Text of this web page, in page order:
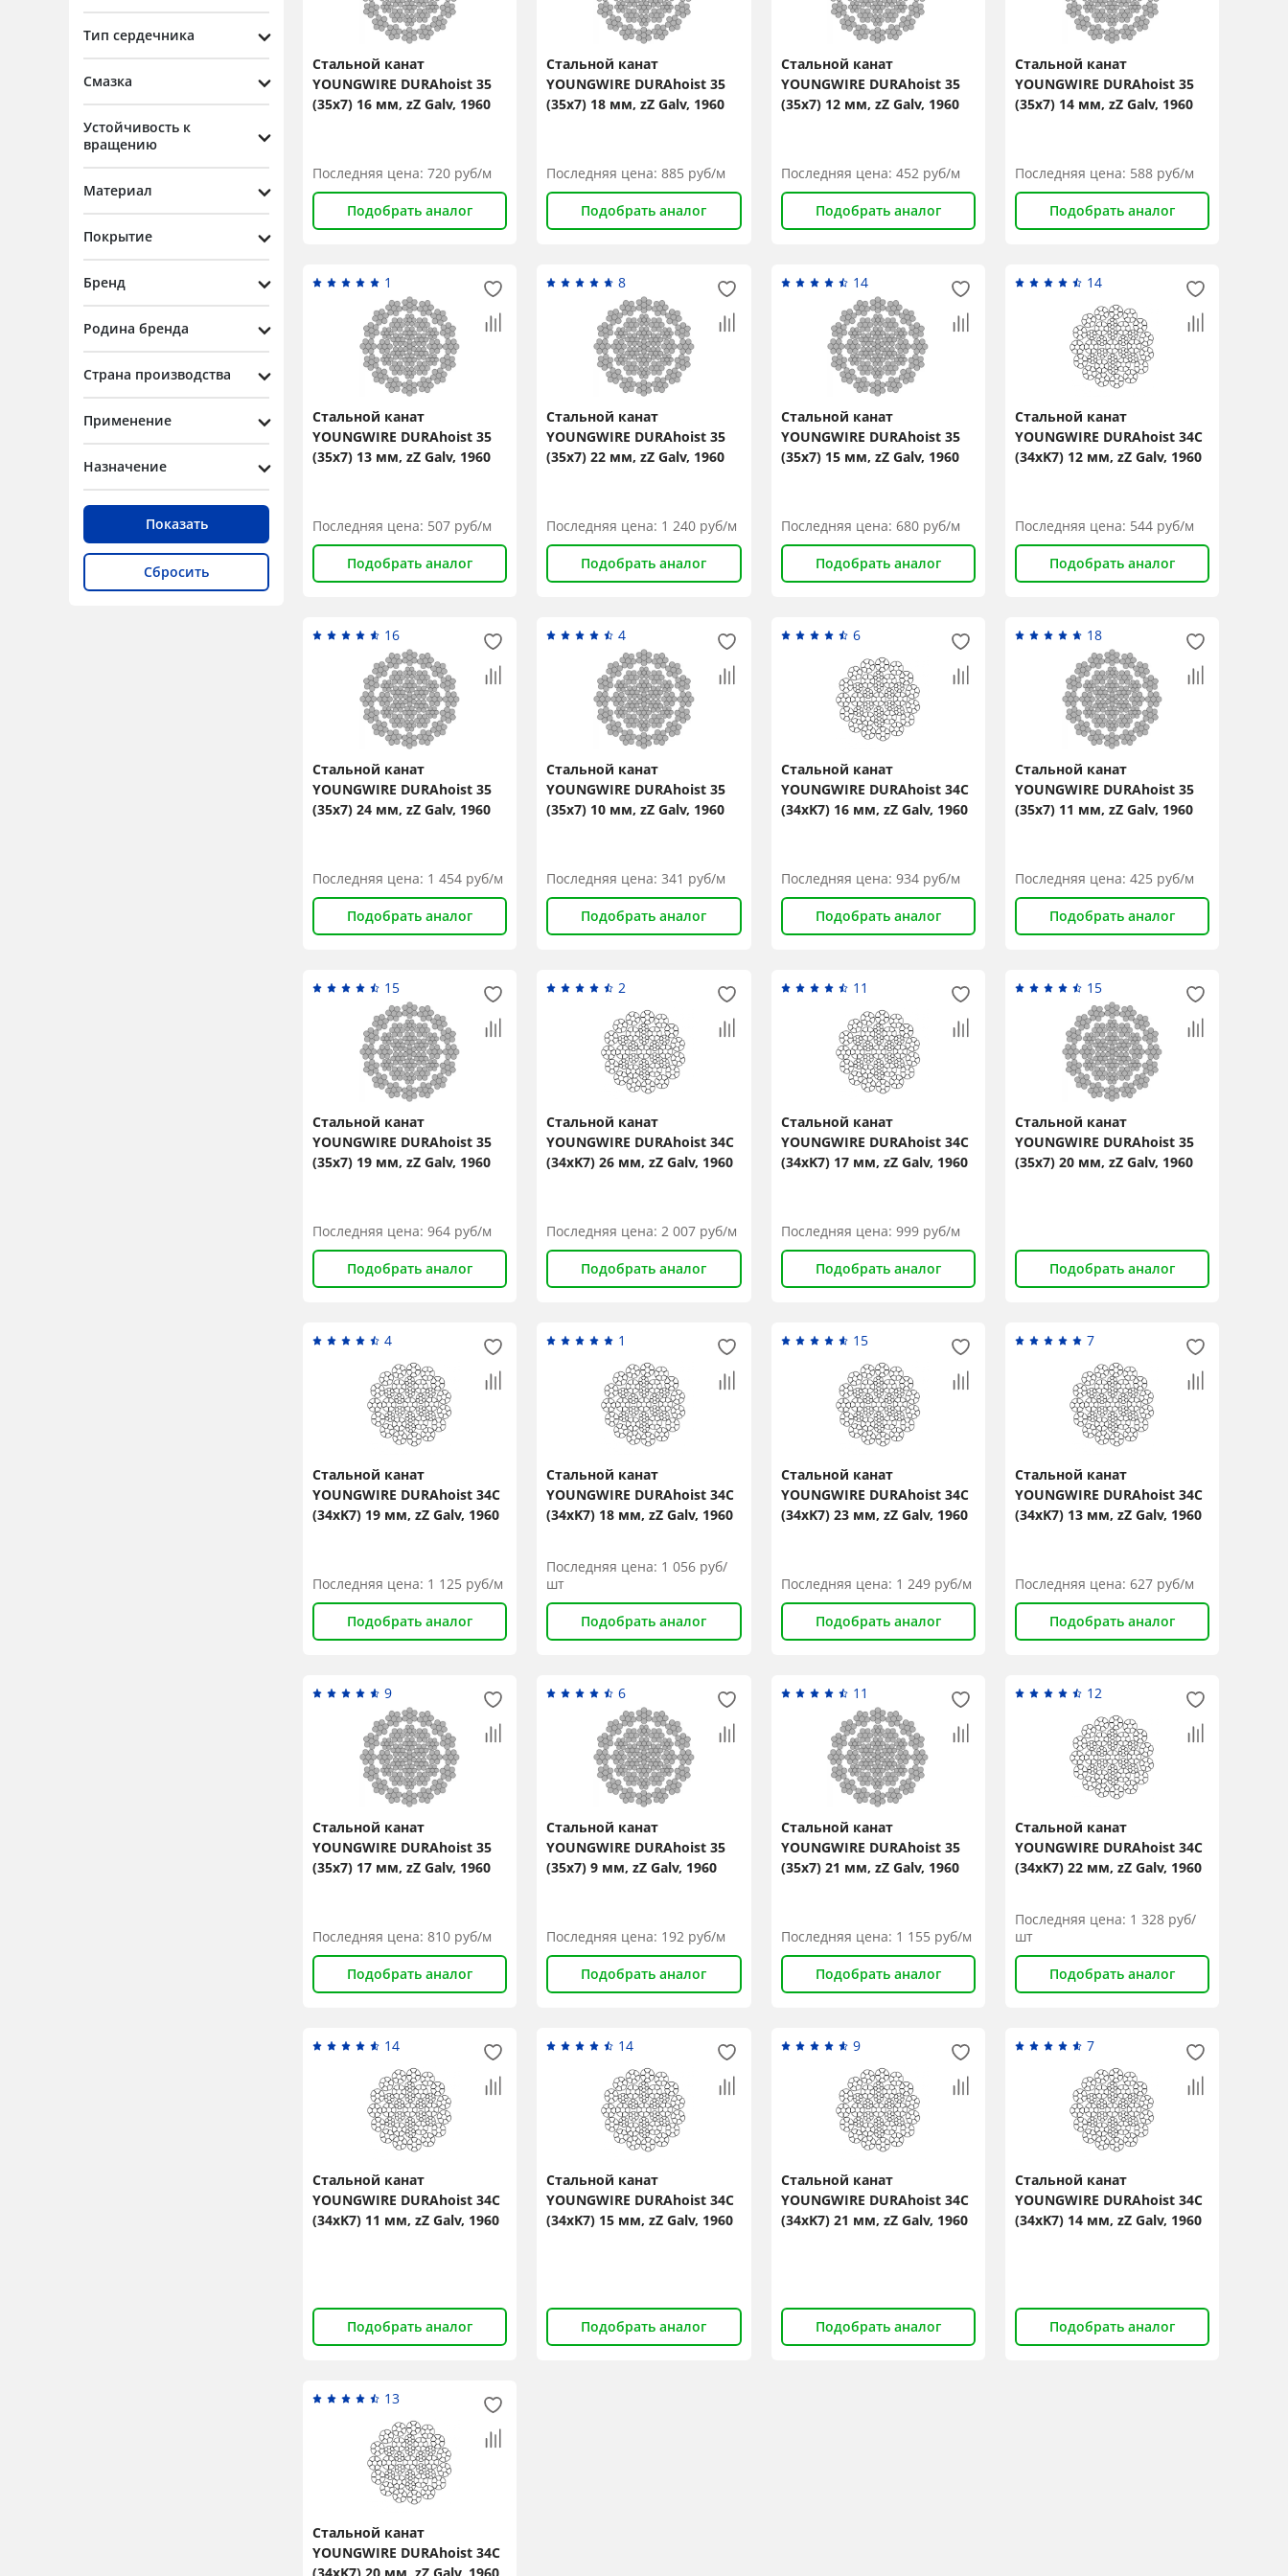
7
8
241
25
261
28
29
30
31
33
35
40
Тип сердечника
Смазка
Устойчивость к
вращению
Материал
Покрытие
Бренд
Родина бренда
Страна производства
Применение
Назначение
Показать
Сбросить
Стальной канат
YOUNGWIRE DURAhoist 35
(35x7) 16 мм, zZ Galv, 1960
Последняя цена: 720 руб/м
Подобрать аналог
Стальной канат
YOUNGWIRE DURAhoist 35
(35x7) 18 мм, zZ Galv, 1960
Последняя цена:885 руб/м
Подобрать аналог
Стальной канат
YOUNGWIRE DURAhoist 35
(35x7) 12 мм, zZ Galv, 1960
Последняя цена: 452руб/м
Подобрать аналог
Стальной канат
YOUNGWIRE DURAhoist 35
(35x7) 14 мм, zZ Galv, 1960
Последняя цена: 588руб/м
Подобрать аналог
1
Стальной канат
YOUNGWIRE DURAhoist 35
(35x7) 13 мм, zZ Galv, 1960
Последняя цена: 507 руб/м
Подобрать аналог
8
Стальной канат
YOUNGWIRE DURAhoist 35
(35x7) 22 мм, zZ Galv, 1960
Последняя цена: 1 240 руб/м
Подобрать аналог
14
Стальной канат
YOUNGWIRE DURAhoist 35
(35x7) 15 мм, zZ Galv, 1960
Последняя цена: 680руб/м
Подобрать аналог
14
Стальной канат
YOUNGWIRE DURAhoist 34C
(34xK7) 12 мм, zZ Galv, 1960
Последняя цена: 544руб/м
Подобрать аналог
16
Стальной канат
YOUNGWIRE DURAhoist 35
(35x7) 24 мм, zZ Galv, 1960
Последняя цена: 1 454 руб/м
Подобрать аналог
4
Стальной канат
YOUNGWIRE DURAhoist 35
(35x7) 10 мм, zZ Galv, 1960
Последняя цена:341 руб/м
Подобрать аналог
6
Стальной канат
YOUNGWIRE DURAhoist 34C
(34xK7) 16 мм, zZ Galv, 1960
Последняя цена: 934руб/м
Подобрать аналог
18
Стальной канат
YOUNGWIRE DURAhoist 35
(35x7) 11 мм, zZ Galv, 1960
Последняя цена: 425 руб/м
Подобрать аналог
15
Стальной канат
YOUNGWIRE DURAhoist 35
(35x7) 19 мм, zZ Galv, 1960
Последняя цена: 964 руб/м
Подобрать аналог
2
Стальной канат
YOUNGWIRE DURAhoist 34C
(34xK7) 26 мм, zZ Galv, 1960
Последняя цена:2 007 руб/м
Подобрать аналог
11
Стальной канат
YOUNGWIRE DURAhoist 34C
(34xK7) 17 мм, zZ Galv, 1960
Последняя цена: 999руб/м
Подобрать аналог
15
Стальной канат
YOUNGWIRE DURAhoist 35
(35x7) 20 мм, zZ Galv, 1960
Подобрать аналог
4
Стальной канат
YOUNGWIRE DURAhoist 34C
(34xK7) 19 мм, zZ Galv, 1960
Последняя цена: 1 125 руб/м
Подобрать аналог
1
Стальной канат
YOUNGWIRE DURAhoist 34C
(34xK7) 18 мм, zZ Galv, 1960
Последняя цена: 1 056 руб/
шт
Подобрать аналог
15
Стальной канат
YOUNGWIRE DURAhoist 34C
(34xK7) 23 мм, zZ Galv, 1960
Последняя цена: 1 249руб/м
Подобрать аналог
7
Стальной канат
YOUNGWIRE DURAhoist 34C
(34xK7) 13 мм, zZ Galv, 1960
Последняя цена: 627руб/м
Подобрать аналог
9
Стальной канат
YOUNGWIRE DURAhoist 35
(35x7) 17 мм, zZ Galv, 1960
Последняя цена: 810 руб/м
Подобрать аналог
6
Стальной канат
YOUNGWIRE DURAhoist 35
(35x7) 9 мм, zZ Galv, 1960
Последняя цена: 192 руб/м
Подобрать аналог
11
Стальной канат
YOUNGWIRE DURAhoist 35
(35x7) 21 мм, zZ Galv, 1960
Последняя цена: 1 155 руб/м
Подобрать аналог
12
Стальной канат
YOUNGWIRE DURAhoist 34C
(34xK7) 22 мм, zZ Galv, 1960
Последняя цена: 1 328руб/
шт
Подобрать аналог
14
Стальной канат
YOUNGWIRE DURAhoist 34C
(34xK7) 11 мм, zZ Galv, 1960
Подобрать аналог
14
Стальной канат
YOUNGWIRE DURAhoist 34C
(34xK7) 15 мм, zZ Galv, 1960
Подобрать аналог
9
Стальной канат
YOUNGWIRE DURAhoist 34C
(34xK7) 21 мм, zZ Galv, 1960
Подобрать аналог
7
Стальной канат
YOUNGWIRE DURAhoist 34C
(34xK7) 14 мм, zZ Galv, 1960
Подобрать аналог
13
Стальной канат
YOUNGWIRE DURAhoist 34C
Popup
Title
Popup Content